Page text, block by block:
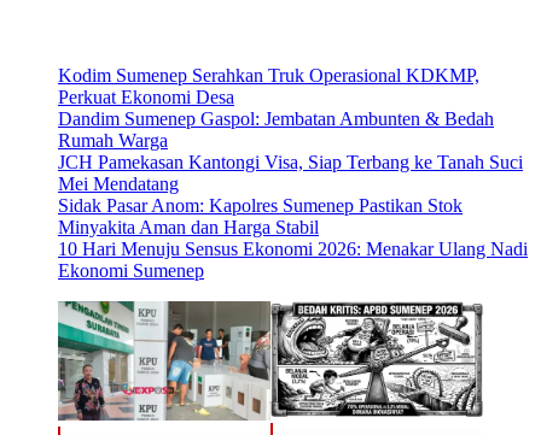
Kodim Sumenep Serahkan Truk Operasional KDKMP,
Perkuat Ekonomi Desa
Dandim Sumenep Gaspol: Jembatan Ambunten & Bedah
Rumah Warga
JCH Pamekasan Kantongi Visa, Siap Terbang ke Tanah Suci
Mei Mendatang
Sidak Pasar Anom: Kapolres Sumenep Pastikan Stok
Minyakita Aman dan Harga Stabil
10 Hari Menuju Sensus Ekonomi 2026: Menakar Ulang Nadi
Ekonomi Sumenep